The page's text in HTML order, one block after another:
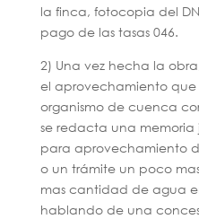
la finca, fotocopia del
pago de las tasas 046.
2) Una vez hecha la
el aprovechamiento que
organismo de cuenca
se redacta una
para aprovechamiento
o un trámite un poco
mas cantidad de agua
hablando de una